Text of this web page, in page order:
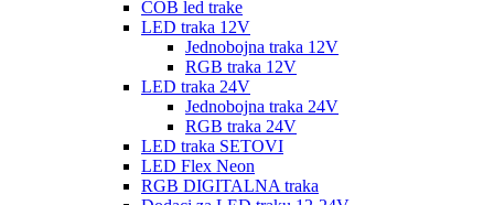
COB led trake
LED traka 12V
Jednobojna traka 12V
RGB traka 12V
LED traka 24V
Jednobojna traka 24V
RGB traka 24V
LED traka SETOVI
LED Flex Neon
RGB DIGITALNA traka